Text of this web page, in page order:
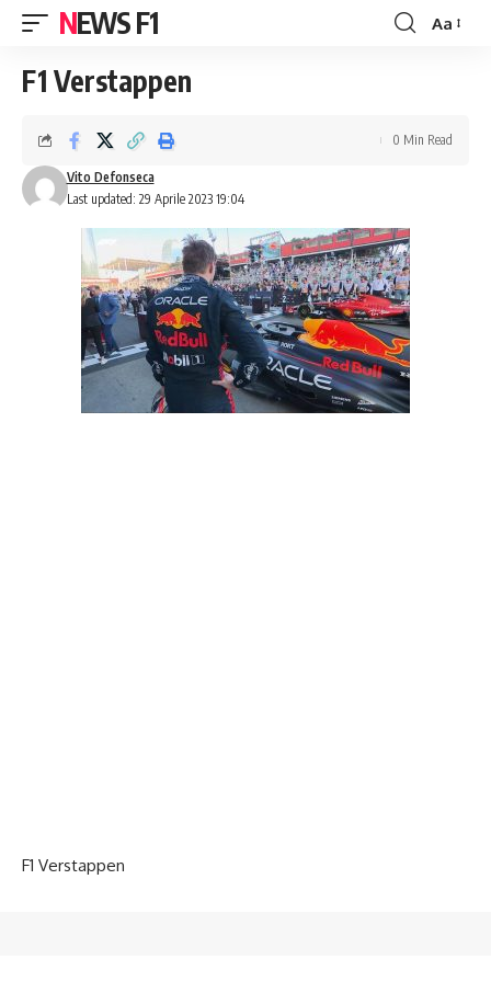
NEWS F1
Font
Aa
F1 Verstappen
Last updated: 29 Aprile 2023 19:04
Vito Defonseca
0 Min Read
F1 Verstappen